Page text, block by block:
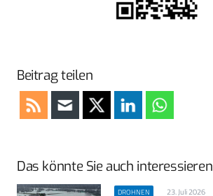
Beitrag teilen
Das könnte Sie auch interessieren
DROHNEN 23. Juli 2026